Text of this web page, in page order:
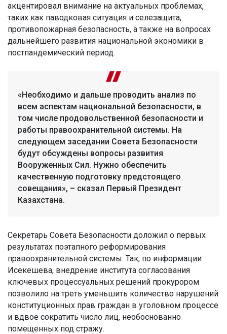
акцентировал внимание на актуальных проблемах,
таких как паводковая ситуация и селезащита,
противопожарная безопасность, а также на вопросах
дальнейшего развития национальной экономики в
постпандемический период.
«Необходимо и дальше проводить анализ по
всем аспектам национальной безопасности, в
том числе продовольственной безопасности и
работы правоохранительной системы. На
следующем заседании Совета Безопасности
будут обсуждены вопросы развития
Вооруженных Сил. Нужно обеспечить
качественную подготовку предстоящего
совещания», – сказал Первый Президент
Казахстана.
Секретарь Совета Безопасности доложил о первых
результатах поэтапного реформирования
правоохранительной системы. Так, по информации
Исекешева, внедрение института согласования
ключевых процессуальных решений прокурором
позволило на треть уменьшить количество нарушений
конституционных прав граждан в уголовном процессе
и вдвое сократить число лиц, необоснованно
помещенных под стражу.